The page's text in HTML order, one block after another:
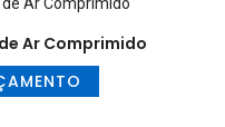
Ar Comprimido